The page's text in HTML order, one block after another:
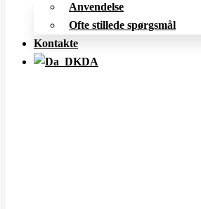
Anvendelse
Ofte stillede spørgsmål
Kontakte
DA